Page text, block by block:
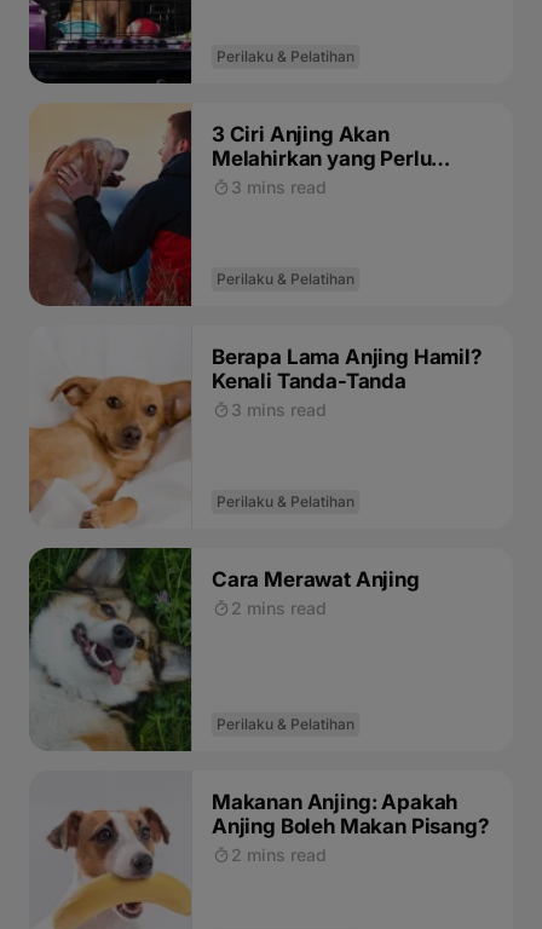
Perilaku & Pelatihan
3 Ciri Anjing Akan
Melahirkan yang Perlu
Diketahui
3 mins read
Perilaku & Pelatihan
Berapa Lama Anjing Hamil?
Kenali Tanda-Tanda
3 mins read
Perilaku & Pelatihan
Cara Merawat Anjing
2 mins read
Perilaku & Pelatihan
Makanan Anjing: Apakah
Anjing Boleh Makan Pisang?
2 mins read